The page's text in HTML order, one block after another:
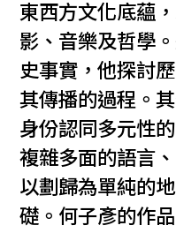
東西方文化底蘊
影、音樂及哲學
史事實，他探討
其傳播的過程。
身份認同多元性
複雜多面的語言
以劃歸為單純的
礎。何子彥的作